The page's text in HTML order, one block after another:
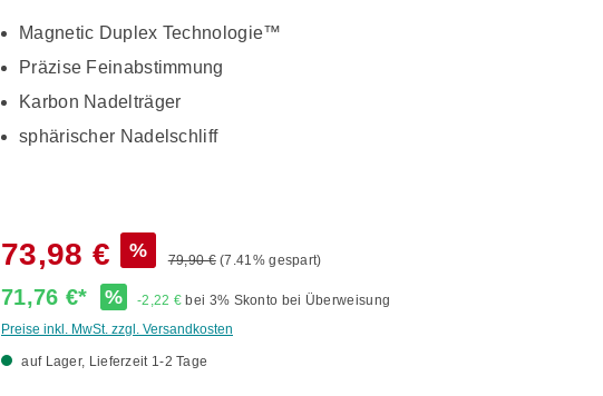
Magnetic Duplex Technologie™
Präzise Feinabstimmung
Karbon Nadelträger
sphärischer Nadelschliff
73,98 € % 79,90 € (7.41% gespart)
71,76 €* % -2,22 € bei 3% Skonto bei Überweisung
Preise inkl. MwSt. zzgl. Versandkosten
auf Lager, Lieferzeit 1-2 Tage